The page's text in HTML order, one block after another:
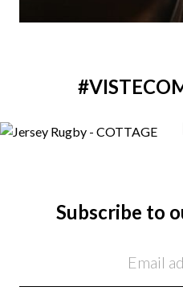
Subscribe to